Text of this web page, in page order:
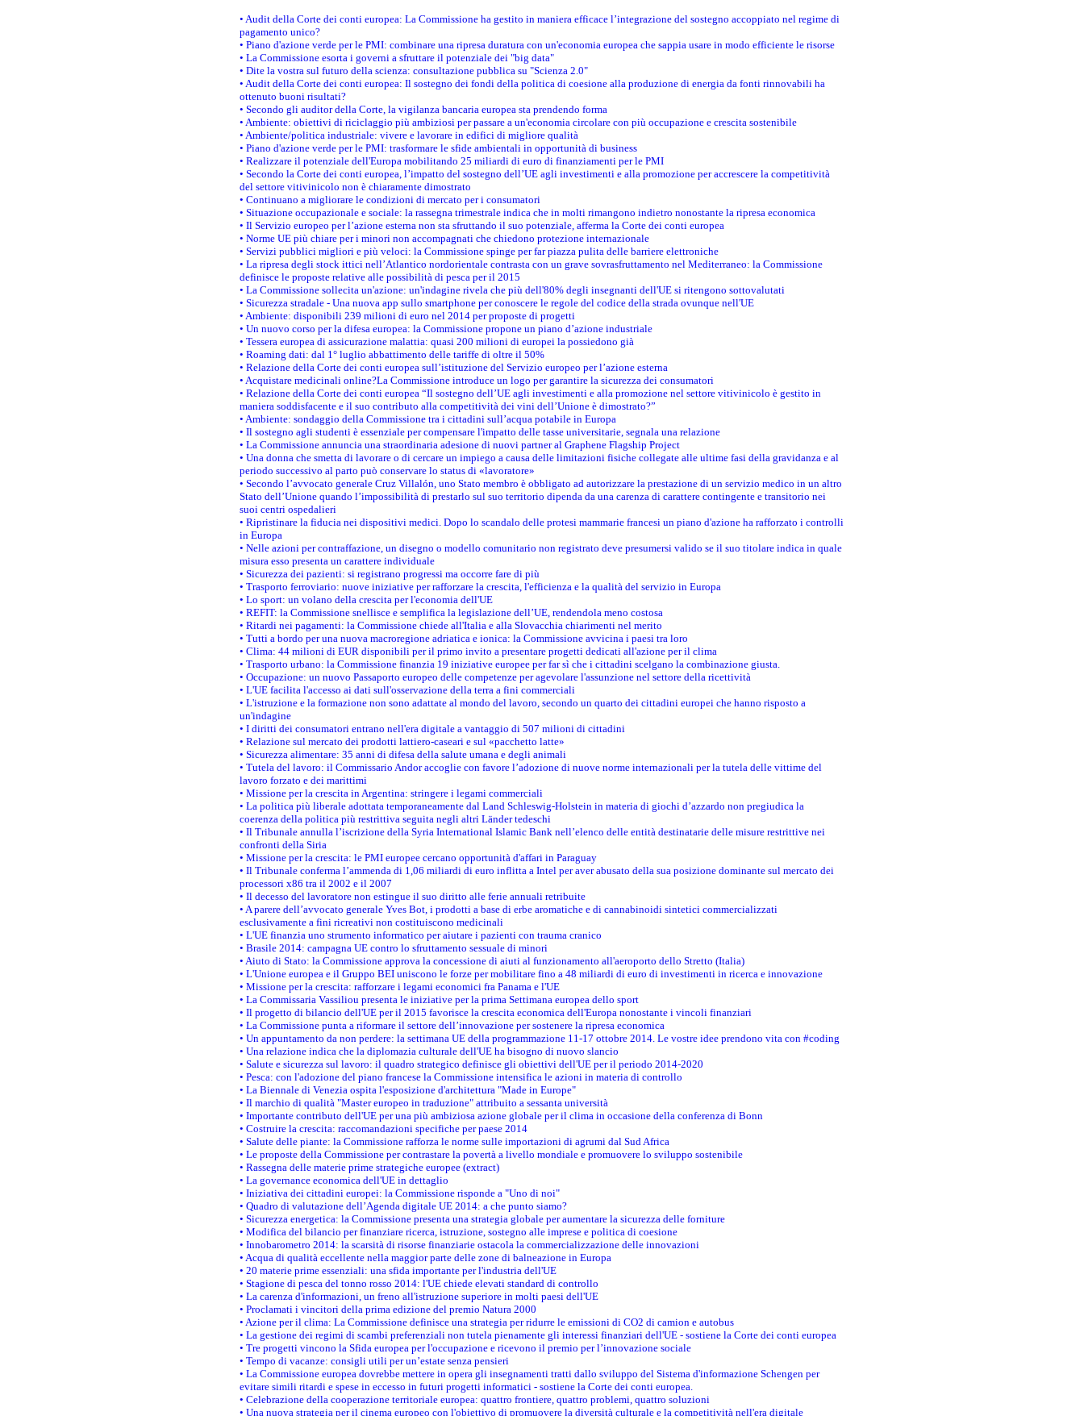
• Audit della Corte dei conti europea: La Commissione ha gestito in maniera efficace l’integrazione del sostegno accoppiato nel regime di
pagamento unico?
• Piano d'azione verde per le PMI: combinare una ripresa duratura con un'economia europea che sappia usare in modo efficiente le risorse
• La Commissione esorta i governi a sfruttare il potenziale dei "big data"
• Dite la vostra sul futuro della scienza: consultazione pubblica su "Scienza 2.0"
• Audit della Corte dei conti europea: Il sostegno dei fondi della politica di coesione alla produzione di energia da fonti rinnovabili ha
ottenuto buoni risultati?
• Secondo gli auditor della Corte, la vigilanza bancaria europea sta prendendo forma
• Ambiente: obiettivi di riciclaggio più ambiziosi per passare a un'economia circolare con più occupazione e crescita sostenibile
• Ambiente/politica industriale: vivere e lavorare in edifici di migliore qualità
• Piano d'azione verde per le PMI: trasformare le sfide ambientali in opportunità di business
• Realizzare il potenziale dell'Europa mobilitando 25 miliardi di euro di finanziamenti per le PMI
• Secondo la Corte dei conti europea, l’impatto del sostegno dell’UE agli investimenti e alla promozione per accrescere la competitività
del settore vitivinicolo non è chiaramente dimostrato
• Continuano a migliorare le condizioni di mercato per i consumatori
• Situazione occupazionale e sociale: la rassegna trimestrale indica che in molti rimangono indietro nonostante la ripresa economica
• Il Servizio europeo per l’azione esterna non sta sfruttando il suo potenziale, afferma la Corte dei conti europea
• Norme UE più chiare per i minori non accompagnati che chiedono protezione internazionale
• Servizi pubblici migliori e più veloci: la Commissione spinge per far piazza pulita delle barriere elettroniche
• La ripresa degli stock ittici nell’Atlantico nordorientale contrasta con un grave sovrasfruttamento nel Mediterraneo: la Commissione
definisce le proposte relative alle possibilità di pesca per il 2015
• La Commissione sollecita un'azione: un'indagine rivela che più dell'80% degli insegnanti dell'UE si ritengono sottovalutati
• Sicurezza stradale - Una nuova app sullo smartphone per conoscere le regole del codice della strada ovunque nell'UE
• Ambiente: disponibili 239 milioni di euro nel 2014 per proposte di progetti
• Un nuovo corso per la difesa europea: la Commissione propone un piano d’azione industriale
• Tessera europea di assicurazione malattia: quasi 200 milioni di europei la possiedono già
• Roaming dati: dal 1° luglio abbattimento delle tariffe di oltre il 50%
• Relazione della Corte dei conti europea sull’istituzione del Servizio europeo per l’azione esterna
• Acquistare medicinali online?La Commissione introduce un logo per garantire la sicurezza dei consumatori
• Relazione della Corte dei conti europea “Il sostegno dell’UE agli investimenti e alla promozione nel settore vitivinicolo è gestito in
maniera soddisfacente e il suo contributo alla competitività dei vini dell’Unione è dimostrato?”
• Ambiente: sondaggio della Commissione tra i cittadini sull’acqua potabile in Europa
• Il sostegno agli studenti è essenziale per compensare l'impatto delle tasse universitarie, segnala una relazione
• La Commissione annuncia una straordinaria adesione di nuovi partner al Graphene Flagship Project
• Una donna che smetta di lavorare o di cercare un impiego a causa delle limitazioni fisiche collegate alle ultime fasi della gravidanza e al
periodo successivo al parto può conservare lo status di «lavoratore»
• Secondo l’avvocato generale Cruz Villalón, uno Stato membro è obbligato ad autorizzare la prestazione di un servizio medico in un altro
Stato dell’Unione quando l’impossibilità di prestarlo sul suo territorio dipenda da una carenza di carattere contingente e transitorio nei
suoi centri ospedalieri
• Ripristinare la fiducia nei dispositivi medici. Dopo lo scandalo delle protesi mammarie francesi un piano d'azione ha rafforzato i controlli
in Europa
• Nelle azioni per contraffazione, un disegno o modello comunitario non registrato deve presumersi valido se il suo titolare indica in quale
misura esso presenta un carattere individuale
• Sicurezza dei pazienti: si registrano progressi ma occorre fare di più
• Trasporto ferroviario: nuove iniziative per rafforzare la crescita, l'efficienza e la qualità del servizio in Europa
• Lo sport: un volano della crescita per l'economia dell'UE
• REFIT: la Commissione snellisce e semplifica la legislazione dell’UE, rendendola meno costosa
• Ritardi nei pagamenti: la Commissione chiede all'Italia e alla Slovacchia chiarimenti nel merito
• Tutti a bordo per una nuova macroregione adriatica e ionica: la Commissione avvicina i paesi tra loro
• Clima: 44 milioni di EUR disponibili per il primo invito a presentare progetti dedicati all'azione per il clima
• Trasporto urbano: la Commissione finanzia 19 iniziative europee per far sì che i cittadini scelgano la combinazione giusta.
• Occupazione: un nuovo Passaporto europeo delle competenze per agevolare l'assunzione nel settore della ricettività
• L'UE facilita l'accesso ai dati sull'osservazione della terra a fini commerciali
• L'istruzione e la formazione non sono adattate al mondo del lavoro, secondo un quarto dei cittadini europei che hanno risposto a
un'indagine
• I diritti dei consumatori entrano nell'era digitale a vantaggio di 507 milioni di cittadini
• Relazione sul mercato dei prodotti lattiero-caseari e sul «pacchetto latte»
• Sicurezza alimentare: 35 anni di difesa della salute umana e degli animali
• Tutela del lavoro: il Commissario Andor accoglie con favore l’adozione di nuove norme internazionali per la tutela delle vittime del
lavoro forzato e dei marittimi
• Missione per la crescita in Argentina: stringere i legami commerciali
• La politica più liberale adottata temporaneamente dal Land Schleswig-Holstein in materia di giochi d’azzardo non pregiudica la
coerenza della politica più restrittiva seguita negli altri Länder tedeschi
• Il Tribunale annulla l’iscrizione della Syria International Islamic Bank nell’elenco delle entità destinatarie delle misure restrittive nei
confronti della Siria
• Missione per la crescita: le PMI europee cercano opportunità d'affari in Paraguay
• Il Tribunale conferma l’ammenda di 1,06 miliardi di euro inflitta a Intel per aver abusato della sua posizione dominante sul mercato dei
processori x86 tra il 2002 e il 2007
• Il decesso del lavoratore non estingue il suo diritto alle ferie annuali retribuite
• A parere dell’avvocato generale Yves Bot, i prodotti a base di erbe aromatiche e di cannabinoidi sintetici commercializzati
esclusivamente a fini ricreativi non costituiscono medicinali
• L'UE finanzia uno strumento informatico per aiutare i pazienti con trauma cranico
• Brasile 2014: campagna UE contro lo sfruttamento sessuale di minori
• Aiuto di Stato: la Commissione approva la concessione di aiuti al funzionamento all'aeroporto dello Stretto (Italia)
• L'Unione europea e il Gruppo BEI uniscono le forze per mobilitare fino a 48 miliardi di euro di investimenti in ricerca e innovazione
• Missione per la crescita: rafforzare i legami economici fra Panama e l'UE
• La Commissaria Vassiliou presenta le iniziative per la prima Settimana europea dello sport
• Il progetto di bilancio dell'UE per il 2015 favorisce la crescita economica dell'Europa nonostante i vincoli finanziari
• La Commissione punta a riformare il settore dell’innovazione per sostenere la ripresa economica
• Un appuntamento da non perdere: la settimana UE della programmazione 11-17 ottobre 2014. Le vostre idee prendono vita con #coding
• Una relazione indica che la diplomazia culturale dell'UE ha bisogno di nuovo slancio
• Salute e sicurezza sul lavoro: il quadro strategico definisce gli obiettivi dell'UE per il periodo 2014-2020
• Pesca: con l'adozione del piano francese la Commissione intensifica le azioni in materia di controllo
• La Biennale di Venezia ospita l'esposizione d'architettura "Made in Europe"
• Il marchio di qualità "Master europeo in traduzione" attribuito a sessanta università
• Importante contributo dell'UE per una più ambiziosa azione globale per il clima in occasione della conferenza di Bonn
• Costruire la crescita: raccomandazioni specifiche per paese 2014
• Salute delle piante: la Commissione rafforza le norme sulle importazioni di agrumi dal Sud Africa
• Le proposte della Commissione per contrastare la povertà a livello mondiale e promuovere lo sviluppo sostenibile
• Rassegna delle materie prime strategiche europee (extract)
• La governance economica dell'UE in dettaglio
• Iniziativa dei cittadini europei: la Commissione risponde a "Uno di noi"
• Quadro di valutazione dell’Agenda digitale UE 2014: a che punto siamo?
• Sicurezza energetica: la Commissione presenta una strategia globale per aumentare la sicurezza delle forniture
• Modifica del bilancio per finanziare ricerca, istruzione, sostegno alle imprese e politica di coesione
• Innobarometro 2014: la scarsità di risorse finanziarie ostacola la commercializzazione delle innovazioni
• Acqua di qualità eccellente nella maggior parte delle zone di balneazione in Europa
• 20 materie prime essenziali: una sfida importante per l'industria dell'UE
• Stagione di pesca del tonno rosso 2014: l'UE chiede elevati standard di controllo
• La carenza d'informazioni, un freno all'istruzione superiore in molti paesi dell'UE
• Proclamati i vincitori della prima edizione del premio Natura 2000
• Azione per il clima: La Commissione definisce una strategia per ridurre le emissioni di CO2 di camion e autobus
• La gestione dei regimi di scambi preferenziali non tutela pienamente gli interessi finanziari dell'UE - sostiene la Corte dei conti europea
• Tre progetti vincono la Sfida europea per l'occupazione e ricevono il premio per l’innovazione sociale
• Tempo di vacanze: consigli utili per un’estate senza pensieri
• La Commissione europea dovrebbe mettere in opera gli insegnamenti tratti dallo sviluppo del Sistema d'informazione Schengen per
evitare simili ritardi e spese in eccesso in futuri progetti informatici - sostiene la Corte dei conti europea.
• Celebrazione della cooperazione territoriale europea: quattro frontiere, quattro problemi, quattro soluzioni
• Una nuova strategia per il cinema europeo con l'obiettivo di promuovere la diversità culturale e la competitività nell'era digitale